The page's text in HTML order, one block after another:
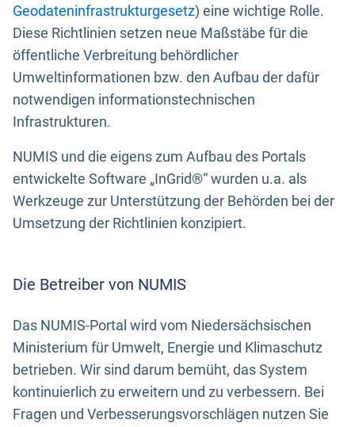
Geodateninfrastrukturgesetz) eine wichtige Rolle.
Diese Richtlinien setzen neue Maßstäbe für die
öffentliche Verbreitung behördlicher
Umweltinformationen bzw. den Aufbau der dafür
notwendigen informationstechnischen
Infrastrukturen.
NUMIS und die eigens zum Aufbau des Portals
entwickelte Software „InGrid®“ wurden u.a. als
Werkzeuge zur Unterstützung der Behörden bei der
Umsetzung der Richtlinien konzipiert.
Die Betreiber von NUMIS
Das NUMIS-Portal wird vom Niedersächsischen
Ministerium für Umwelt, Energie und Klimaschutz
betrieben. Wir sind darum bemüht, das System
kontinuierlich zu erweitern und zu verbessern. Bei
Fragen und Verbesserungsvorschlägen nutzen Sie